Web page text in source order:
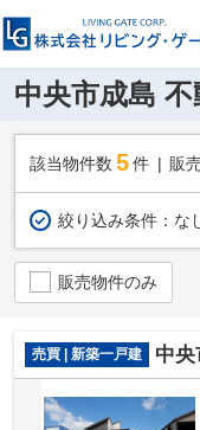
中央市成島
該当物件数 5件 販
絞り込み条件： な
販売物件のみ
売買 | 新築一戸建 中央市